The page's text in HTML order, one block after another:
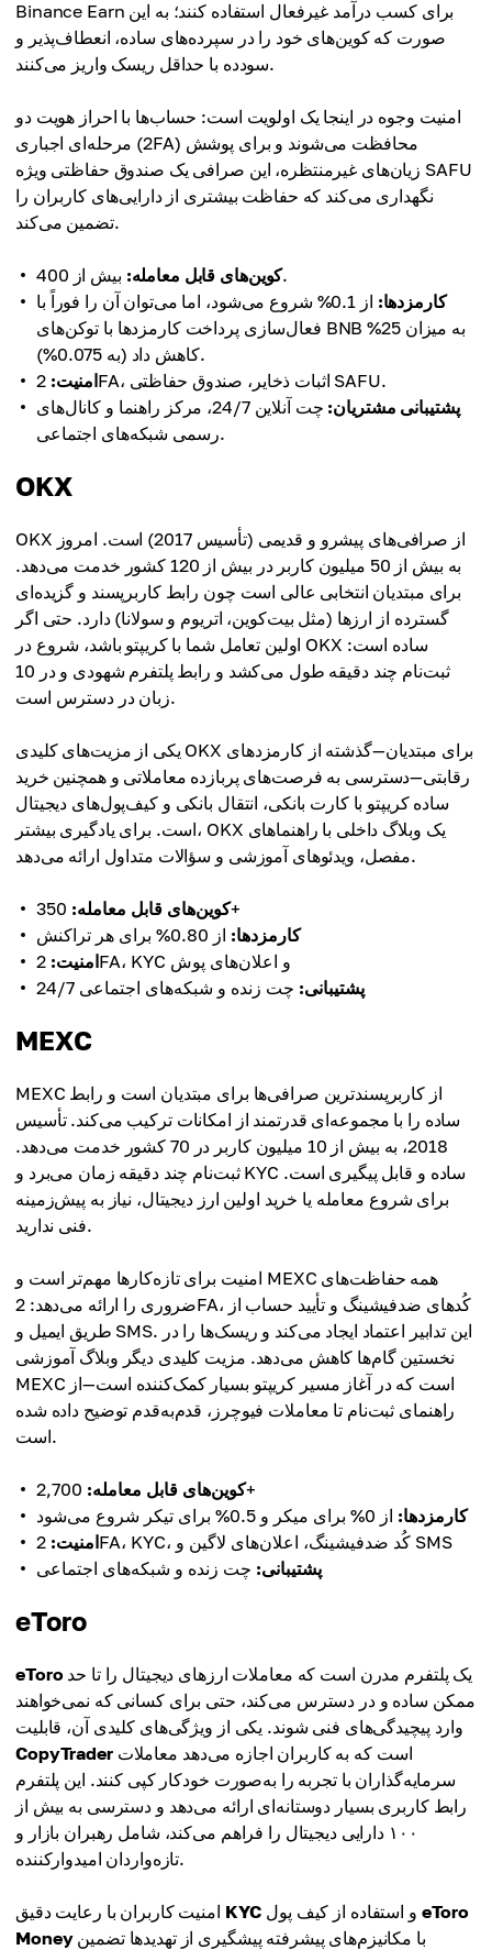
Binance Earn برای کسب درآمد غیرفعال استفاده کنند؛ به این
صورت که کوین‌های خود را در سپرده‌های ساده، انعطاف‌پذیر و
سودده با حداقل ریسک واریز می‌کنند.
امنیت وجوه در اینجا یک اولویت است: حساب‌ها با احراز هویت دو
مرحله‌ای اجباری (2FA) محافظت می‌شوند و برای پوشش
زیان‌های غیرمنتظره، این صرافی یک صندوق حفاظتی ویژه SAFU
نگهداری می‌کند که حفاظت بیشتری از دارایی‌های کاربران را
تضمین می‌کند.
کوین‌های قابل معامله:بیش از 400.
کارمزدها:
از 0.1% شروع می‌شود، اما می‌توان آن را فوراً با
فعال‌سازی پرداخت کارمزدها با توکن‌های BNB به میزان 25%
کاهش داد (به 0.075%).
امنیت:
2FA، اثبات ذخایر، صندوق حفاظتی SAFU.
پشتیبانی مشتریان:
چت آنلاین 24/7، مرکز راهنما و کانال‌های
رسمی شبکه‌های اجتماعی.
OKX
OKX از صرافی‌های پیشرو و قدیمی (تأسیس 2017) است. امروز
به بیش از 50 میلیون کاربر در بیش از 120 کشور خدمت می‌دهد.
برای مبتدیان انتخابی عالی است چون رابط کاربرپسند و گزیده‌ای
گسترده از ارزها (مثل بیت‌کوین، اتریوم و سولانا) دارد. حتی اگر
اولین تعامل شما با کریپتو باشد، شروع در OKX ساده است:
ثبت‌نام چند دقیقه طول می‌کشد و رابط پلتفرم شهودی و در 10
زبان در دسترس است.
یکی از مزیت‌های کلیدی OKX برای مبتدیان—گذشته از کارمزدهای
رقابتی—دسترسی به فرصت‌های پر‌بازده معاملاتی و همچنین خرید
ساده کریپتو با کارت بانکی، انتقال بانکی و کیف‌پول‌های دیجیتال
است. برای یادگیری بیشتر، OKX یک وبلاگ داخلی با راهنماهای
مفصل، ویدئوهای آموزشی و سؤالات متداول ارائه می‌دهد.
کوین‌های قابل معامله:350+
کارمزدها: از 0.80% برای هر تراکنش
امنیت:
2FA، KYC و اعلان‌های پوش
پشتیبانی: چت زنده و شبکه‌های اجتماعی 24/7
MEXC
MEXC از کاربرپسندترین صرافی‌ها برای مبتدیان است و رابط
ساده را با مجموعه‌ای قدرتمند از امکانات ترکیب می‌کند. تأسیس
2018، به بیش از 10 میلیون کاربر در 70 کشور خدمت می‌دهد.
ثبت‌نام چند دقیقه زمان می‌برد و KYC ساده و قابل پیگیری است.
برای شروع معامله یا خرید اولین ارز دیجیتال، نیاز به پیش‌زمینه
فنی ندارید.
امنیت برای تازه‌کارها مهم‌تر است و MEXC همه حفاظت‌های
ضروری را ارائه می‌دهد: 2FA، کُدهای ضد‌فیشینگ و تأیید حساب از
طریق ایمیل و SMS. این تدابیر اعتماد ایجاد می‌کند و ریسک‌ها را در
نخستین گام‌ها کاهش می‌دهد. مزیت کلیدی دیگر وبلاگ آموزشی
MEXC است که در آغاز مسیر کریپتو بسیار کمک‌کننده است—از
راهنمای ثبت‌نام تا معاملات فیوچرز، قدم‌به‌قدم توضیح داده شده
است.
کوین‌های قابل معامله:2,700+
کارمزدها: از 0% برای میکر و 0.5% برای تیکر شروع می‌شود
امنیت:
2FA، KYC، کُد ضد‌فیشینگ، اعلان‌های لاگین و SMS
پشتیبانی: چت زنده و شبکه‌های اجتماعی
eToro
eToroیک پلتفرم مدرن است که معاملات ارزهای دیجیتال را تا حد
ممکن ساده و در دسترس می‌کند، حتی برای کسانی که نمی‌خواهند
وارد پیچیدگی‌های فنی شوند. یکی از ویژگی‌های کلیدی آن، قابلیت
CopyTraderاست که به کاربران اجازه می‌دهد معاملات
سرمایه‌گذاران با تجربه را به‌صورت خودکار کپی کنند. این پلتفرم
رابط کاربری بسیار دوستانه‌ای ارائه می‌دهد و دسترسی به بیش از
۱۰۰ دارایی دیجیتال را فراهم می‌کند، شامل رهبران بازار و
تازه‌واردان امیدوارکننده.
KYC
eToro
Moneyبا مکانیزم‌های پیشرفته پیشگیری از تهدیدها تضمین